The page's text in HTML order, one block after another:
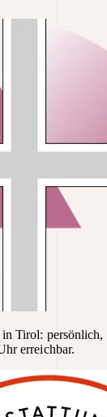
Tirol: persönlich,
erreichbar.